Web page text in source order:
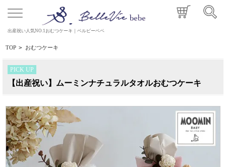
出産祝い人気NO.1おむつケーキ｜ベルビーベベ
TOP > おむつケーキ
PICK UP
【出産祝い】ムーミンナチュラルタオルおむつケーキ